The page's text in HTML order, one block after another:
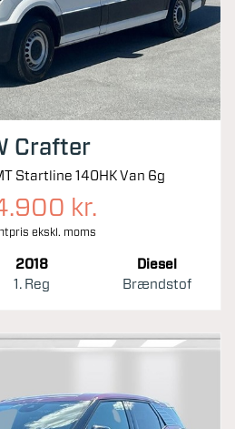
Crafter
Startline 140HK Van 6g
kr.
ekskl. moms
2018
1. Reg
Diesel
Brændstof